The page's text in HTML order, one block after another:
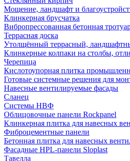
Мощение, ландшафт и
Клинкерная брусчатка
Вибропрессованная бетонная
Террасная доска
Утолщённый террасный,
Клинкерные колпаки на столбы,
Черепица
Кислотоупорная плитка
Готовые системные решения для
Навесные вентилируемые фасады
Сланец
Системы НВФ
Облицовочные панели Rockpanel
Клинкерная плитка для навесных
Фиброцементные панели
Бетонная плитка для навесных
Фасадные HPL-панели Sloplast
Тавелла